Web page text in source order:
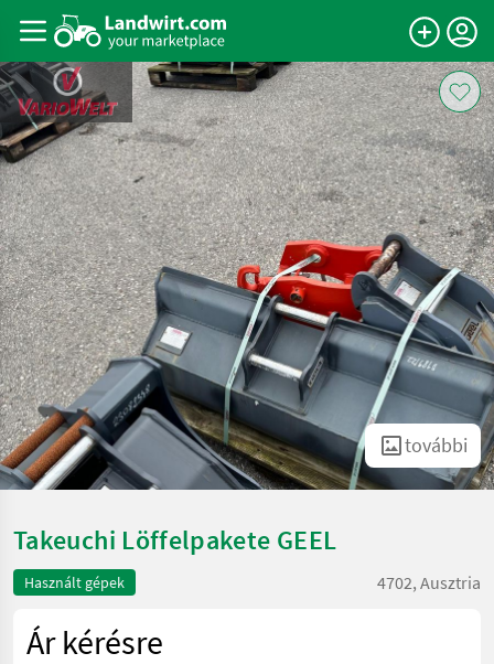
további
Takeuchi Löffelpakete GEEL
Használt gépek 4702, Ausztria
Ár kérésre